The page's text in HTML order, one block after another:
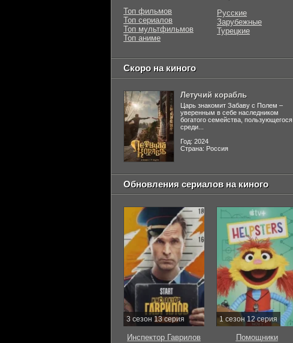
Топ фильмов
Топ сериалов
Топ мультфильмов
Топ аниме
Русские
Зарубежные
Турецкие
Скоро на киного
Летучий корабль
Царь знакомит Забаву с Полем –
уверенным в себе наследником
богатого семейства, пользующегося
среди...
Год: 2024
Страна: Россия
Обновления сериалов на киного
3 сезон 13 серия
Инспектор Гаврилов
1 сезон 12 серия
Помощники